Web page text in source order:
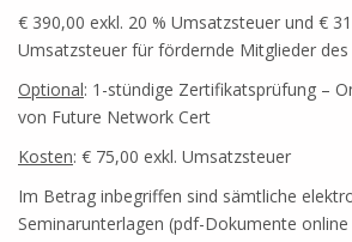
€ 390,00 exkl. 20 % Umsatzsteuer und €
Umsatzsteuer für fördernde Mitglieder des
Optional: 1-stündige Zertifikatsprüfung –
von Future Network Cert
Kosten: € 75,00 exkl. Umsatzsteuer
Im Betrag inbegriffen sind sämtliche
Seminarunterlagen (pdf-Dokumente